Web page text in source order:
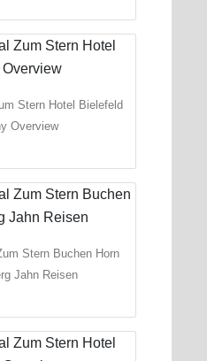
Stern Hotel Bielefeld
Overview
Stern Buchen Horn
Jahn Reisen